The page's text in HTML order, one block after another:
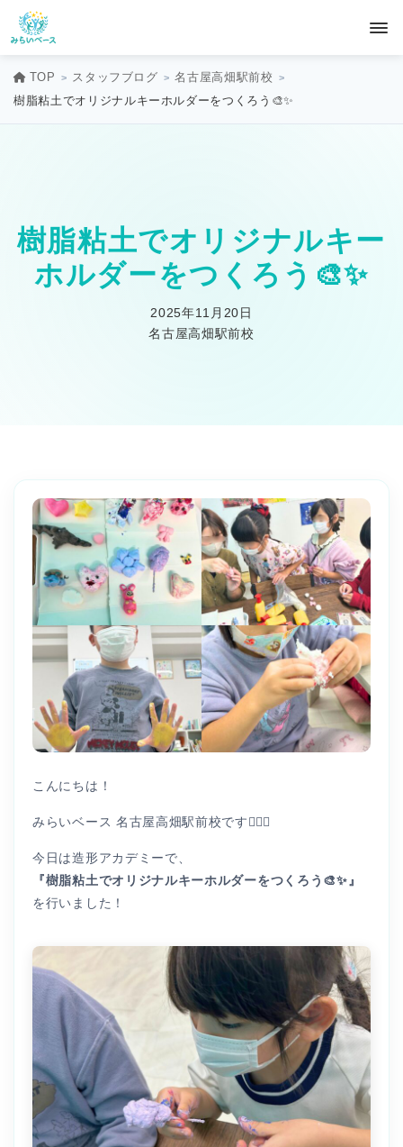
TOP スタッフブログ
名古屋高畑駅前校
樹脂粘土でオリジナルキーホルダーをつくろう🎨✨
樹脂粘土でオリジナルキー
ホルダーをつくろう🎨✨
2025年11月20日
名古屋高畑駅前校
こんにちは！
みらいベース 名古屋高畑駅前校です👩🏻‍⚕️
今日は造形アカデミーで、
『樹脂粘土でオリジナルキーホルダーをつくろう🎨✨』
を行いました！